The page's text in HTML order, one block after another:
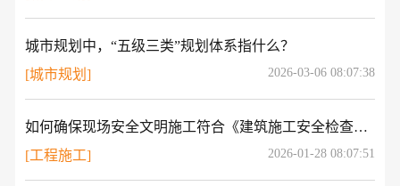
城市规划中，“五级三类”规划体系指什么？
[城市规划]
2026-03-06 08:07:38
如何确保现场安全文明施工符合《建筑施工安全检查标准》（JGJ59-2011）？
[工程施工]
2026-01-28 08:07:51